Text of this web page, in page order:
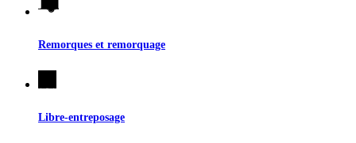
Remorques et remorquage
Libre-entreposage